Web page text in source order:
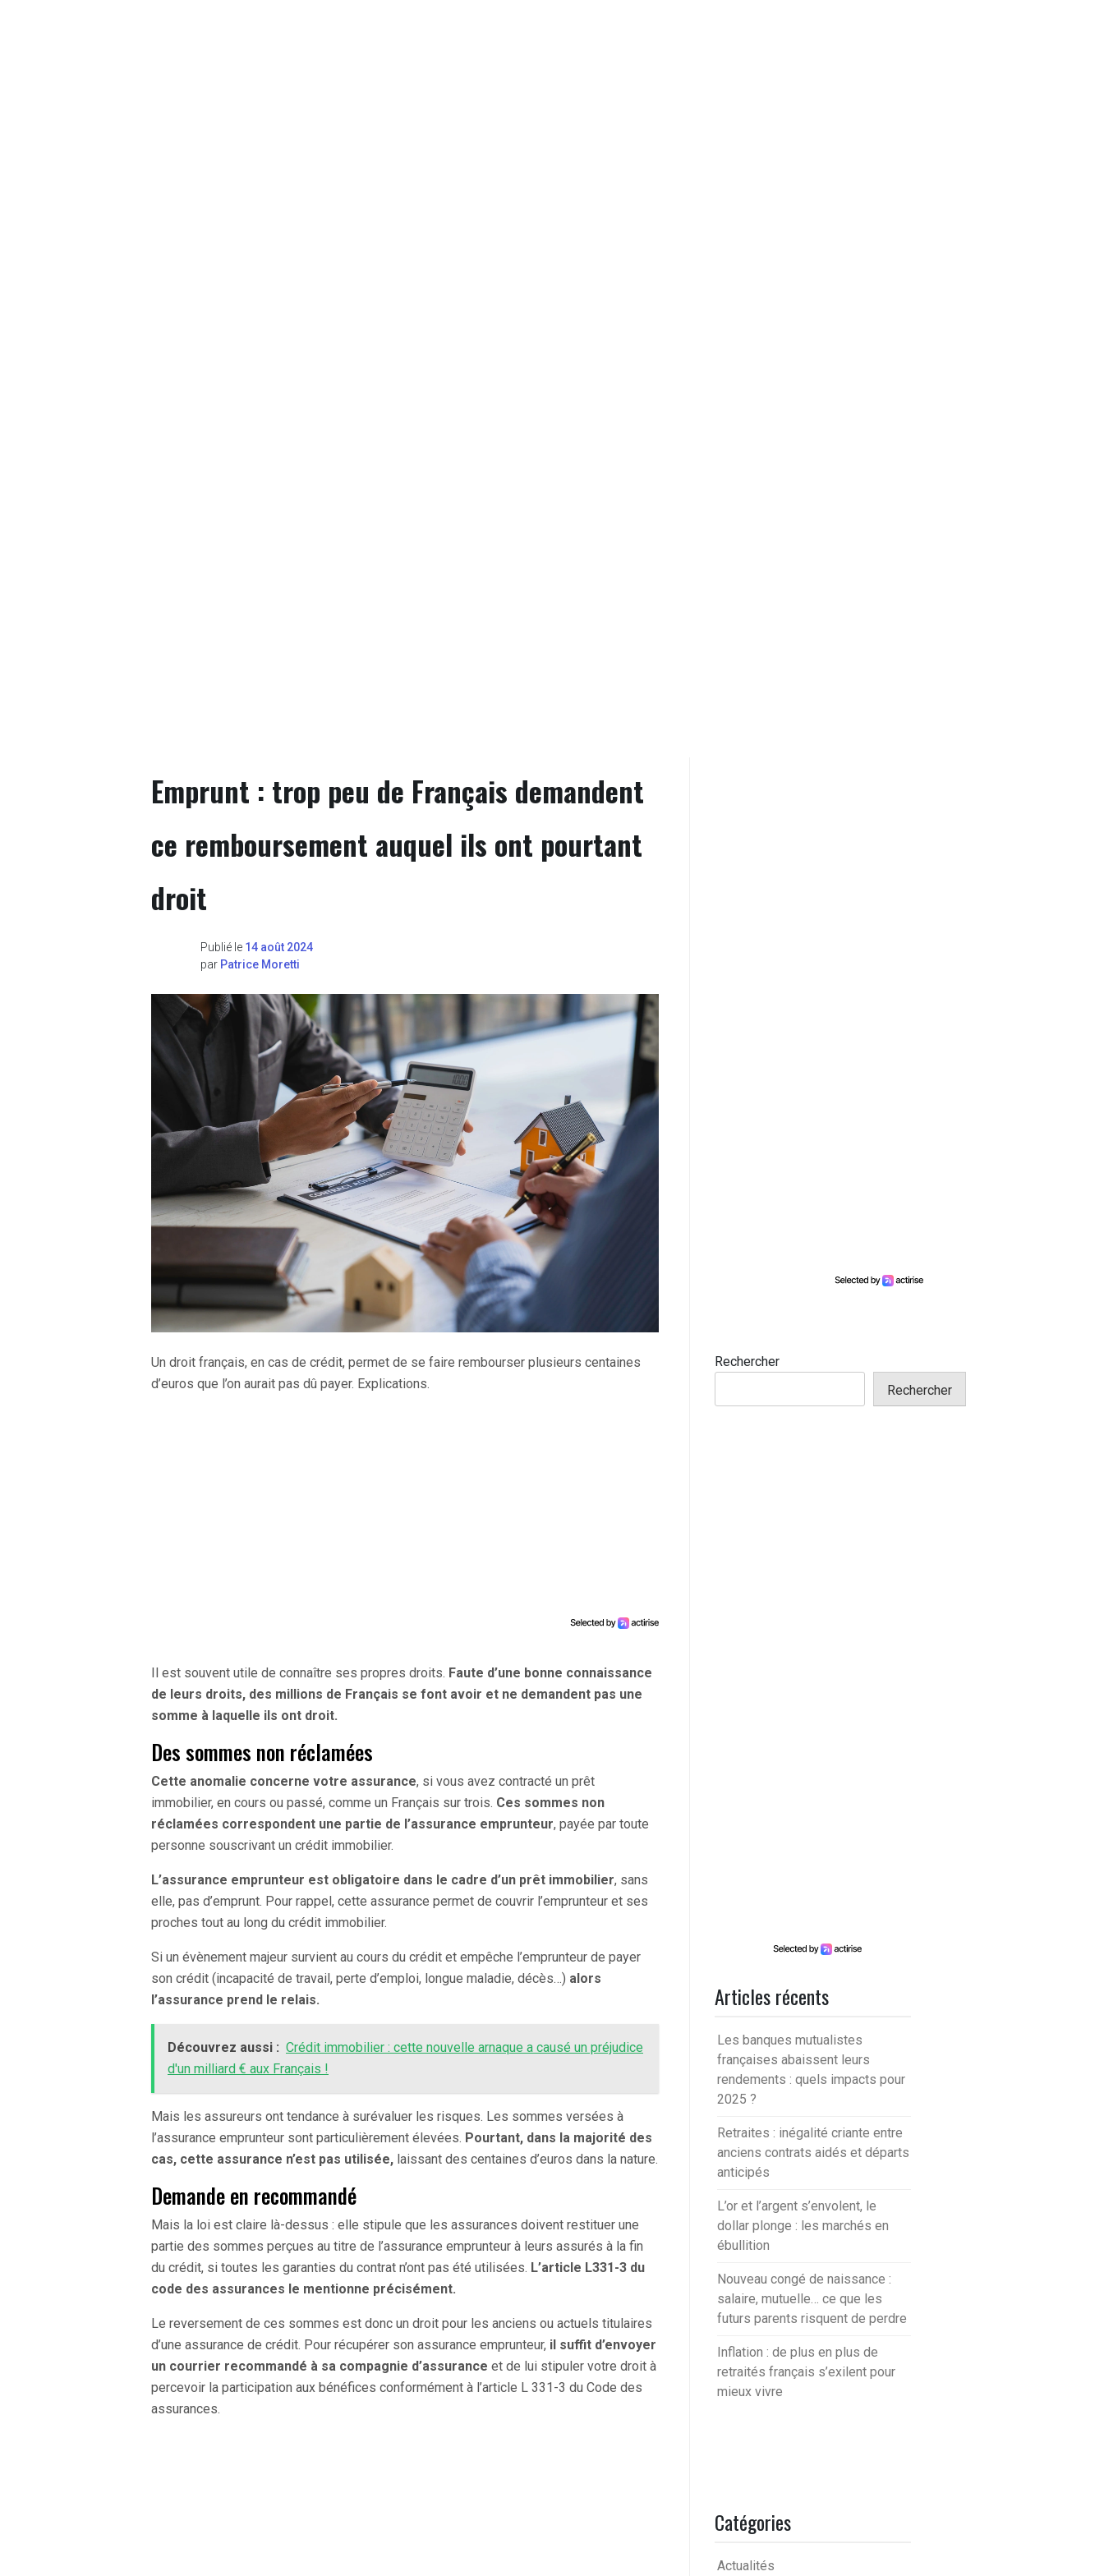
Emprunt : trop peu de Français demandent
ce remboursement auquel ils ont pourtant
droit
Publié le 14 août 2024
par Patrice Moretti
Un droit français, en cas de crédit, permet de se faire rembourser plusieurs centaines
d’euros que l’on aurait pas dû payer. Explications.
Il est souvent utile de connaître ses propres droits. Faute d’une bonne connaissance
de leurs droits, des millions de Français se font avoir et ne demandent pas une
somme à laquelle ils ont droit.
Des sommes non réclamées
Cette anomalie concerne votre assurance, si vous avez contracté un prêt
immobilier, en cours ou passé, comme un Français sur trois. Ces sommes non
réclamées correspondent une partie de l’assurance emprunteur, payée par toute
personne souscrivant un crédit immobilier.
L’assurance emprunteur est obligatoire dans le cadre d’un prêt immobilier, sans
elle, pas d’emprunt. Pour rappel, cette assurance permet de couvrir l’emprunteur et ses
proches tout au long du crédit immobilier.
Si un évènement majeur survient au cours du crédit et empêche l’emprunteur de payer
son crédit (incapacité de travail, perte d’emploi, longue maladie, décès…) alors
l’assurance prend le relais.
Découvrez aussi : Crédit immobilier : cette nouvelle arnaque a causé un préjudice
d'un milliard € aux Français !
Mais les assureurs ont tendance à surévaluer les risques. Les sommes versées à
l’assurance emprunteur sont particulièrement élevées. Pourtant, dans la majorité des
cas, cette assurance n’est pas utilisée, laissant des centaines d’euros dans la nature.
Demande en recommandé
Mais la loi est claire là-dessus : elle stipule que les assurances doivent restituer une
partie des sommes perçues au titre de l’assurance emprunteur à leurs assurés à la fin
du crédit, si toutes les garanties du contrat n’ont pas été utilisées. L’article L331-3 du
code des assurances le mentionne précisément.
Le reversement de ces sommes est donc un droit pour les anciens ou actuels titulaires
d’une assurance de crédit. Pour récupérer son assurance emprunteur, il suffit d’envoyer
un courrier recommandé à sa compagnie d’assurance et de lui stipuler votre droit à
percevoir la participation aux bénéfices conformément à l’article L 331-3 du Code des
assurances.
Rechercher
Rechercher
Articles récents
Les banques mutualistes
françaises abaissent leurs
rendements : quels impacts pour
2025 ?
Retraites : inégalité criante entre
anciens contrats aidés et départs
anticipés
L’or et l’argent s’envolent, le
dollar plonge : les marchés en
ébullition
Nouveau congé de naissance :
salaire, mutuelle… ce que les
futurs parents risquent de perdre
Inflation : de plus en plus de
retraités français s’exilent pour
mieux vivre
Catégories
Actualités